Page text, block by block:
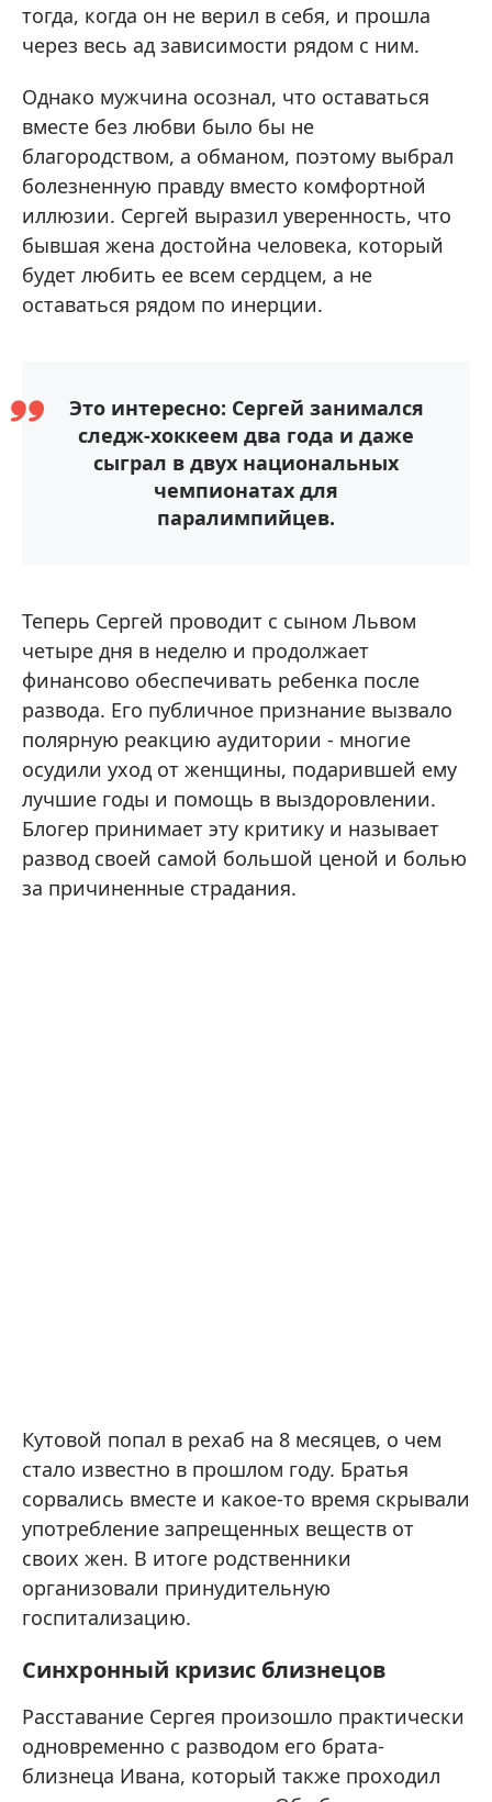
тогда, когда он не верил в себя, и прошла
через весь ад зависимости рядом с ним.
Однако мужчина осознал, что оставаться
вместе без любви было бы не
благородством, а обманом, поэтому выбрал
болезненную правду вместо комфортной
иллюзии. Сергей выразил уверенность, что
бывшая жена достойна человека, который
будет любить ее всем сердцем, а не
оставаться рядом по инерции.
Это интересно: Сергей занимался
следж-хоккеем два года и даже
сыграл в двух национальных
чемпионатах для
паралимпийцев.
Теперь Сергей проводит с сыном Львом
четыре дня в неделю и продолжает
финансово обеспечивать ребенка после
развода. Его публичное признание вызвало
полярную реакцию аудитории - многие
осудили уход от женщины, подарившей ему
лучшие годы и помощь в выздоровлении.
Блогер принимает эту критику и называет
развод своей самой большой ценой и болью
за причиненные страдания.
Кутовой попал в рехаб на 8 месяцев, о чем
стало известно в прошлом году. Братья
сорвались вместе и какое-то время скрывали
употребление запрещенных веществ от
своих жен. В итоге родственники
организовали принудительную
госпитализацию.
Синхронный кризис близнецов
Расставание Сергея произошло практически
одновременно с разводом его брата-
близнеца Ивана, который также проходил